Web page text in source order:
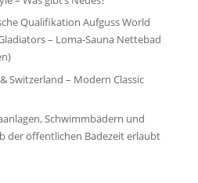
Qualifikation Aufguss World
– Loma-Sauna Nettebad
Switzerland – Modern Classic
Schwimmbädern und
der öffentlichen Badezeit erlaubt